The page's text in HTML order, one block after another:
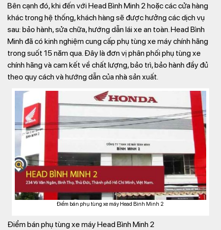
Bên cạnh đó, khi đến với Head Bình Minh 2 hoặc các cửa hàng
khác trong hệ thống, khách hàng sẽ được hưởng các dịch vụ
sau: bảo hành, sửa chữa, hướng dẫn lái xe an toàn. Head Bình
Minh đã có kinh nghiệm cung cấp phụ tùng xe máy chính hãng
trong suốt 15 năm qua. Đây là đơn vị phân phối phụ tùng xe
chính hãng và cam kết về chất lượng, bảo trì, bảo hành đầy đủ
theo quy cách và hướng dẫn của nhà sản xuất.
Điểm bán phụ tùng xe máy Head Bình Minh 2
Điểm bán phụ tùng xe máy Head Bình Minh 2